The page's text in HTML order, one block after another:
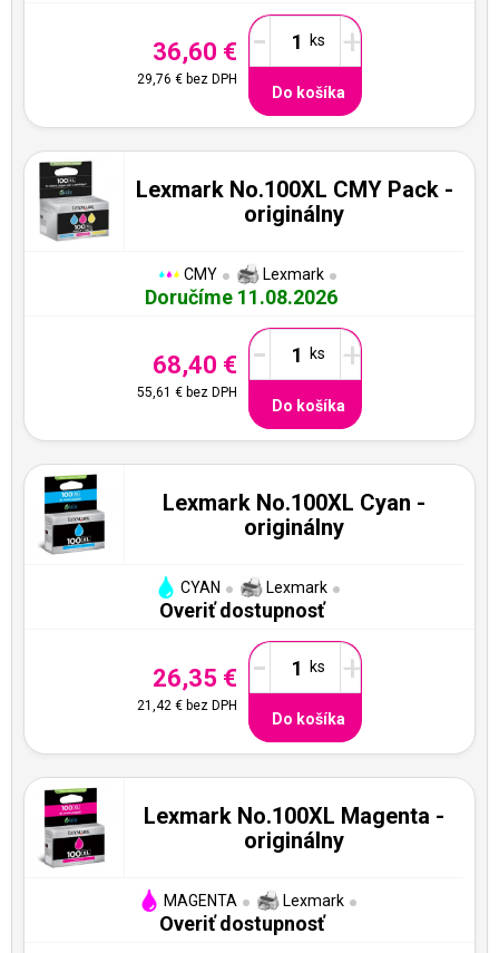
36,60 €
29,76 € bez DPH
- +
Do košíka
Lexmark No.100XL CMY Pack -
originálny
CMY Lexmark
Doručíme 11.08.2026
68,40 €
55,61 € bez DPH
- +
Do košíka
Lexmark No.100XL Cyan -
originálny
CYAN Lexmark
Overiť dostupnosť
26,35 €
21,42 € bez DPH
- +
Do košíka
Lexmark No.100XL Magenta -
originálny
MAGENTA Lexmark
Overiť dostupnosť